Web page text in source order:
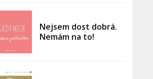
Nejsem dost dobrá.
Nemám na to!